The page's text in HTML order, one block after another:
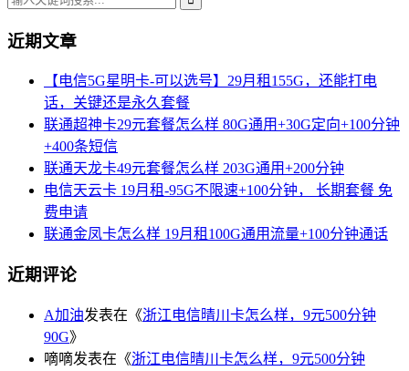
近期文章
【电信5G星明卡-可以选号】29月租155G，还能打电
话，关键还是永久套餐
联通超神卡29元套餐怎么样 80G通用+30G定向+100分钟
+400条短信
联通天龙卡49元套餐怎么样 203G通用+200分钟
电信天云卡 19月租-95G不限速+100分钟， 长期套餐 免
费申请
联通金凤卡怎么样 19月租100G通用流量+100分钟通话
近期评论
A加油发表在《浙江电信晴川卡怎么样，9元500分钟
90G》
嘀嘀发表在《浙江电信晴川卡怎么样，9元500分钟